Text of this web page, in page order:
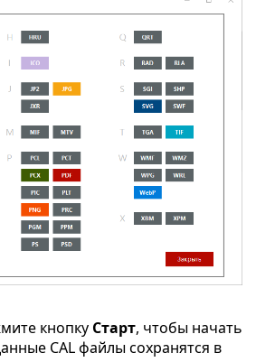
кнопку Старт, чтобы начать
CAL файлы сохранятся в